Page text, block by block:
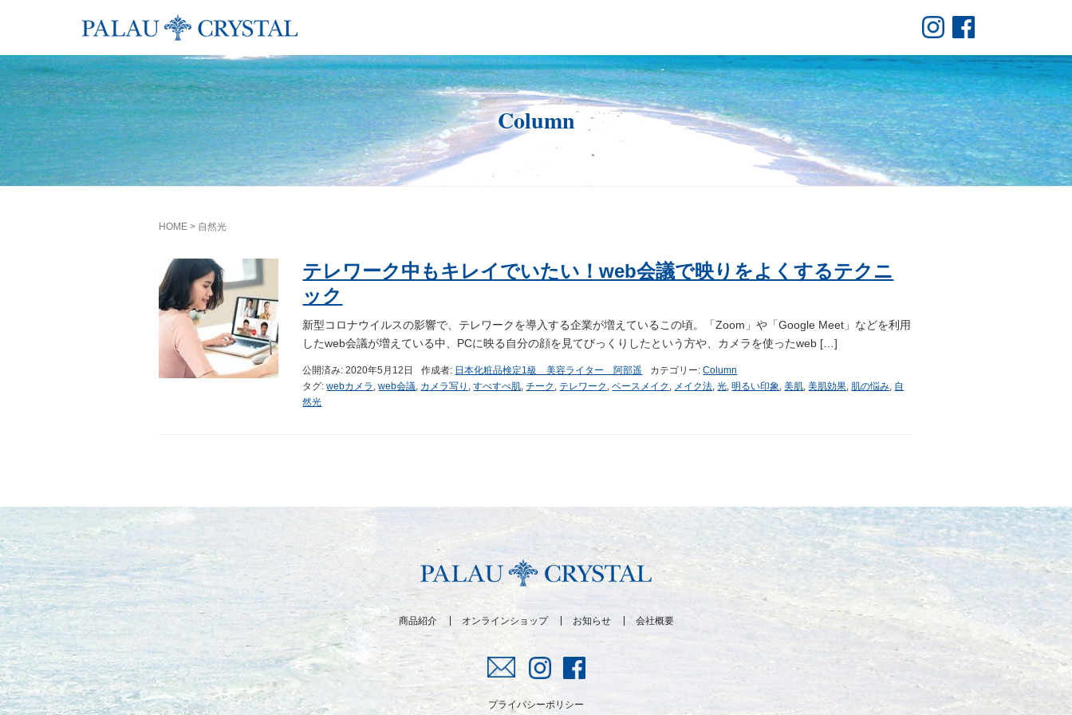
Column
HOME > 自然光
テレワーク中もキレイでいたい！web会議で映りをよくするテクニ
ック
新型コロナウイルスの影響で、テレワークを導入する企業が増えているこの頃。「Zoom」や「Google Meet」などを利用
したweb会議が増えている中、PCに映る自分の顔を見てびっくりしたという方や、カメラを使ったweb […]
公開済み: 2020年5月12日 作成者: 日本化粧品検定1級 美容ライター 阿部遥 カテゴリー:Column
タグ:webカメラ ,web会議 カメラ写り ,すべすべ肌 ,チーク ,テレワーク ,ベースメイク メイク法 ,光 ,明るい印象 ,美肌 ,美肌効果 肌の悩み 自
然光
商品紹介 オンラインショップ お知らせ 会社概要
プライバシーポリシー